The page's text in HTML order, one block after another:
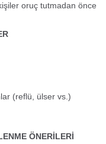
oruç tutmadan önce
(reflü, ülser vs.)
ÖNERİLERİ